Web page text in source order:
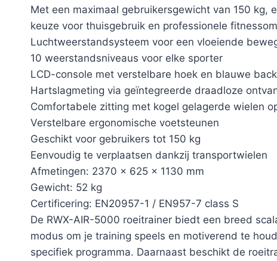
Met een maximaal gebruikersgewicht van 150 kg,
keuze voor thuisgebruik en professionele
Luchtweerstandsysteem voor een vloeiende
10 weerstandsniveaus voor elke sporter
LCD-console met verstelbare hoek en blauwe
Hartslagmeting via geïntegreerde draadloze
Comfortabele zitting met kogel gelagerde wielen
Verstelbare ergonomische voetsteunen
Geschikt voor gebruikers tot 150 kg
Eenvoudig te verplaatsen dankzij transportwielen
Afmetingen: 2370 x 625 x 1130 mm
Gewicht: 52 kg
Certificering: EN20957-1 / EN957-7 class S
De RWX-AIR-5000 roeitrainer biedt een breed
modus om je training speels en motiverend te
specifiek programma. Daarnaast beschikt de